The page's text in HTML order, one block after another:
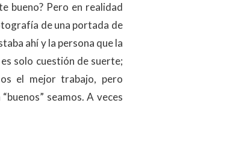
bueno? Pero en realidad
de una portada de
ahí y la persona que la
solo cuestión de suerte;
el mejor trabajo, pero
seamos. A veces